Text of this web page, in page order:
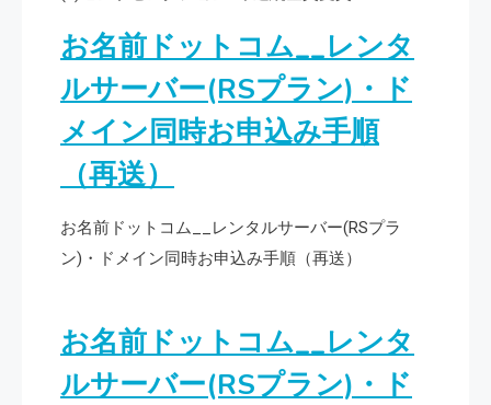
お名前ドットコム__レンタ
ルサーバー(RSプラン)・ド
メイン同時お申込み手順
（再送）
お名前ドットコム__レンタルサーバー(RSプラ
ン)・ドメイン同時お申込み手順（再送）
お名前ドットコム__レンタ
ルサーバー(RSプラン)・ド